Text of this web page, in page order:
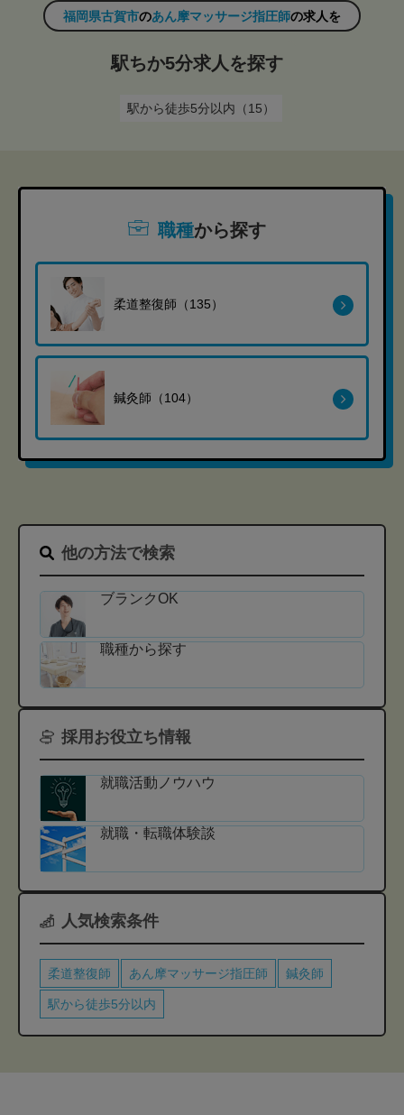
福岡県古賀市のあん摩マッサージ指圧師の求人を
駅ちか5分求人を探す
駅から徒歩5分以内（15）
職種から探す
柔道整復師（135）
鍼灸師（104）
他の方法で検索
ブランクOK
職種から探す
採用お役立ち情報
就職活動ノウハウ
就職・転職体験談
人気検索条件
柔道整復師 あん摩マッサージ指圧師 鍼灸師
駅から徒歩5分以内